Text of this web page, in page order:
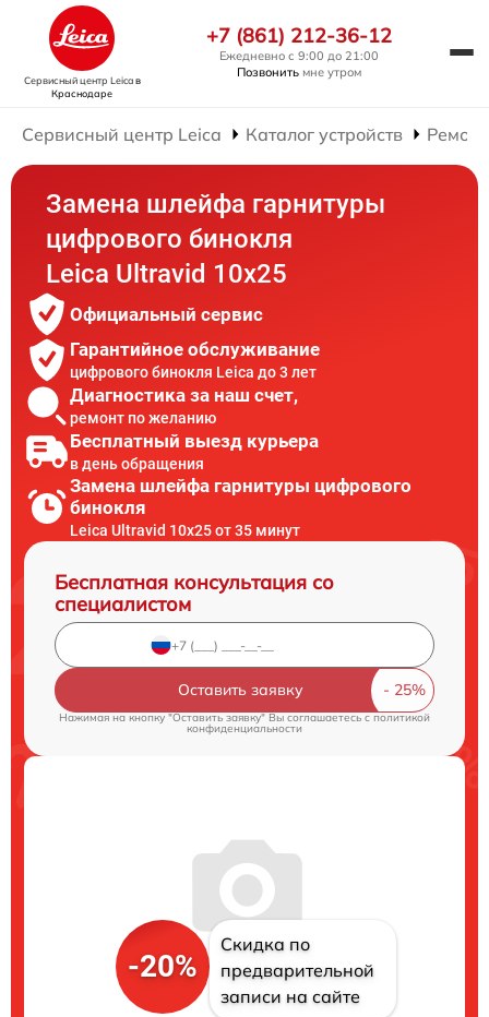
Сервисный центр Leicaв
Краснодаре
+7 (861) 212-36-12
Ежедневно с 9:00 до 21:00
Позвонить мне утром
Сервисный центр Leica Каталог устройств
Замена шлейфа гарнитуры
цифрового бинокля
Leica Ultravid 10x25
Официальный сервис
Гарантийное обслуживание
цифрового бинокля Leica до 3 лет
Диагностика за наш счет,
ремонт по желанию
Бесплатный выезд курьера
в день обращения
Замена шлейфа гарнитуры цифрового
бинокля
Leica Ultravid 10x25 от 35 минут
Бесплатная консультация со
специалистом
Оставить заявку
Нажимая на кнопку "Оставить заявку" Вы соглашаетесь cполитикой
конфиденциальности
-20%
Скидка по
предварительной
записи на сайте